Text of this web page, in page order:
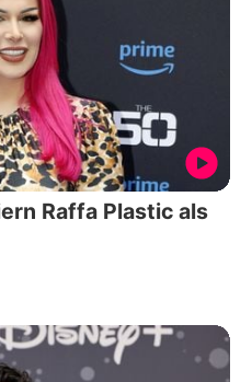
Raffa Plastic als